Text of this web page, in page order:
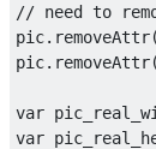
// need to
pic. removeAttr(
pic. removeAttr(
var
var